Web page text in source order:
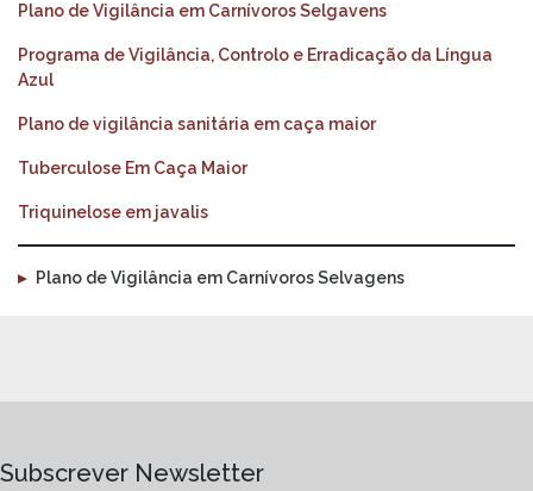
Plano de Vigilância em Carnívoros Selgavens
Programa de Vigilância, Controlo e Erradicação da Língua
Azul
Plano de vigilância sanitária em caça maior
Tuberculose Em Caça Maior
Triquinelose em javalis
▸ Plano de Vigilância em Carnívoros Selvagens
Subscrever Newsletter